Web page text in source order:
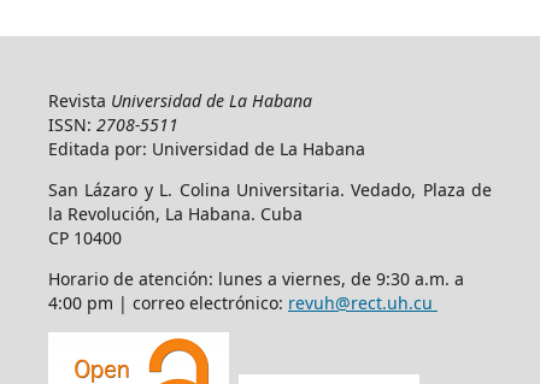
Revista Universidad de La Habana
ISSN: 2708-5511
Editada por: Universidad de La Habana
San Lázaro y L. Colina Universitaria. Vedado, Plaza de
la Revolución, La Habana. Cuba
CP 10400
Horario de atención: lunes a viernes, de 9:30 a.m. a
4:00 pm | correo electrónico: revuh@rect.uh.cu